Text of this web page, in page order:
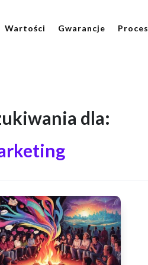
Wartości Gwarancje Proces
dla: